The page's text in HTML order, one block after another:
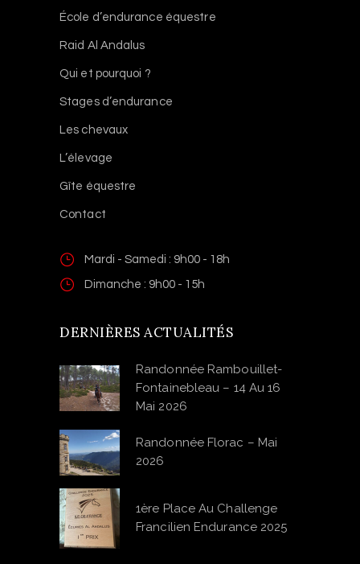
École d’endurance équestre
Raid Al Andalus
Qui et pourquoi ?
Stages d’endurance
Les chevaux
L’élevage
Gîte équestre
Contact
Mardi - Samedi : 9h00 - 18h
Dimanche : 9h00 - 15h
DERNIÈRES ACTUALITÉS
Randonnée Rambouillet-
Fontainebleau – 14 Au 16
Mai 2026
Randonnée Florac – Mai
2026
1ère Place Au Challenge
Francilien Endurance 2025